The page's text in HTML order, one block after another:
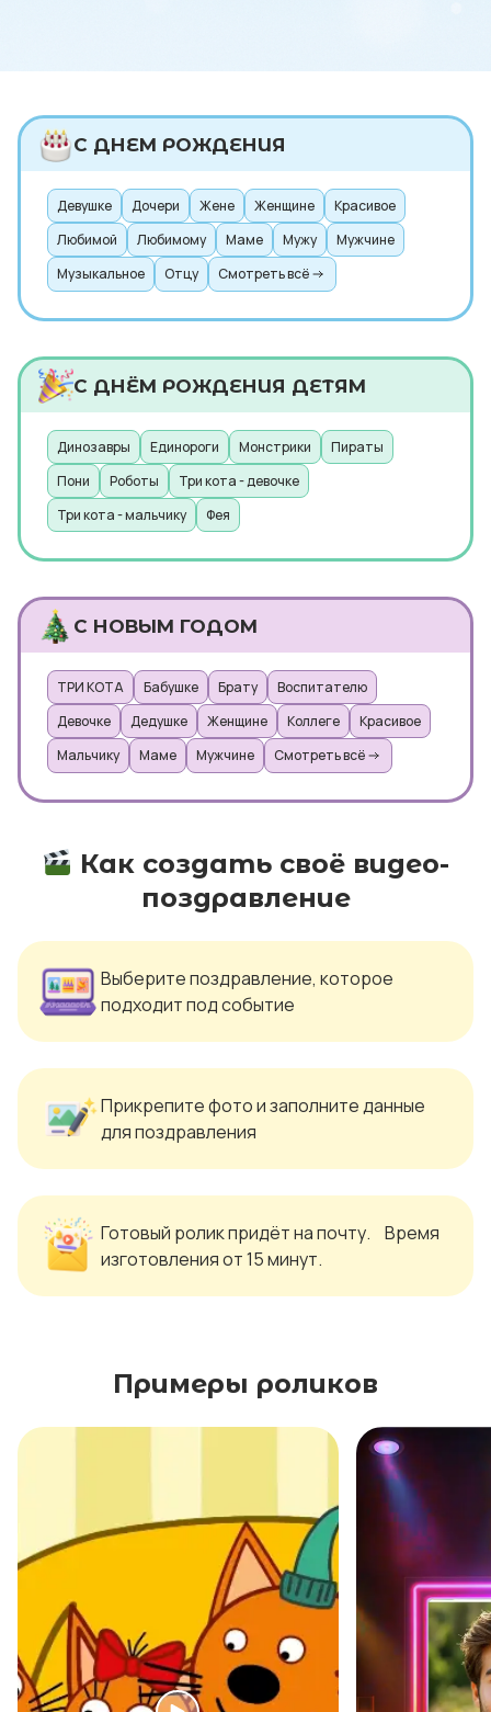
С ДНЕМ РОЖДЕНИЯ
Девушке Дочери Жене Женщине
Красивое
Любимой
Любимому Маме Мужу
Мужчине
Музыкальное
Отцу Смотреть всё
С ДНЁМ РОЖДЕНИЯ ДЕТЯМ
Динозавры Единороги Монстрики
Пираты
Пони
Роботы
Три кота - девочке
Три кота - мальчику
Фея
С НОВЫМ ГОДОМ
ТРИ КОТА Бабушке Брату
Воспитателю
Девочке
Дедушке Женщине Коллеге
Красивое
Мальчику
Маме Мужчине Смотреть всё
Как создать своё видео-
поздравление
Выберите поздравление, которое
подходит под событие
Прикрепите фото и заполните данные
для поздравления
Готовый ролик придёт на почту. Время
изготовления от 15 минут.
Примеры роликов